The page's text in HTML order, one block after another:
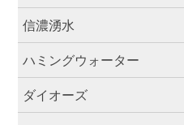
信濃湧水
ハミングウォーター
ダイオーズ